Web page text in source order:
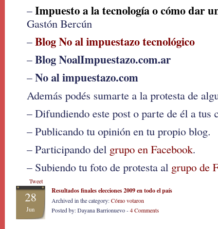
–Impuesto a la tecnología o cómo dar
Gastón Bercún
–Blog No al impuestazo tecnológico
–Blog NoalImpuestazo.com.ar
–No al impuestazo.com
Además podés sumarte a la protesta de
– Difundiendo este post o parte de él a tus
– Publicando tu opinión en tu propio blog.
– Participando del grupo en Facebook.
– Subiendo tu foto de protesta al grupo de
Tweet
28
Jun
Resultados finales elecciones 2009 en todo el país
Archived in the category:Cómo votaron
Posted by: Dayana Barrionuevo -4 Comments